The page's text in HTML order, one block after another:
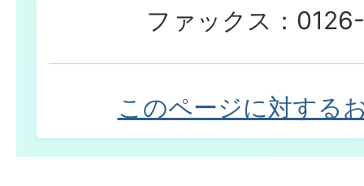
ファックス：
このページに対する